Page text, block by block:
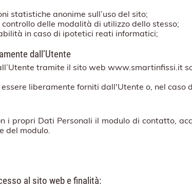
statistiche anonime sull’uso del sito;
delle modalità di utilizzo dello stesso;
in caso di ipotetici reati informatici;
dall’Utente
tramite il sito web www.smartinfissi.it
essere liberamente forniti dall'Utente o, nel
i propri Dati Personali il modulo di contatto,
del modulo.
al sito web e finalità: